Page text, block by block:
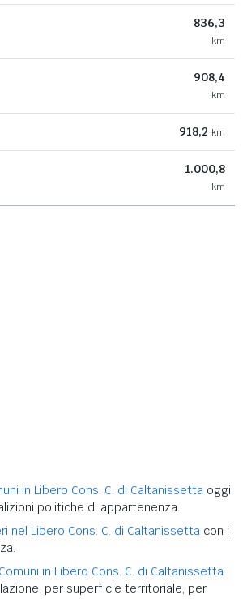
836,3
km
908,4
km
918,2 km
1.000,8
km
in Libero Cons. C. di Caltanissetta oggi
politiche di appartenenza.
nel Libero Cons. C. di Caltanissetta con i
Comuni in Libero Cons. C. di Caltanissetta
per superficie territoriale, per